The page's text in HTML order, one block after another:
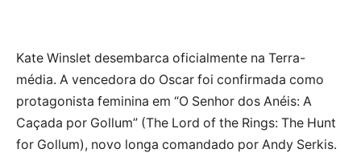
Kate Winslet desembarca oficialmente na Terra-
média. A vencedora do Oscar foi confirmada como
protagonista feminina em “O Senhor dos Anéis: A
Caçada por Gollum” (The Lord of the Rings: The Hunt
for Gollum), novo longa comandado por Andy Serkis.